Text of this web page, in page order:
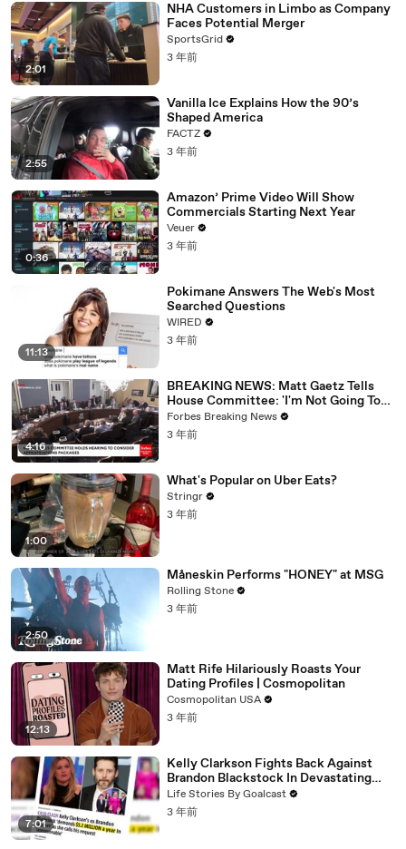
2:01
NHA Customers in Limbo as Company
Faces Potential Merger
SportsGrid
3 年前
2:55
Vanilla Ice Explains How the 90’s
Shaped America
FACTZ
3 年前
0:36
Amazon’ Prime Video Will Show
Commercials Starting Next Year
Veuer
3 年前
11:13
Pokimane Answers The Web's Most
Searched Questions
WIRED
3 年前
4:16
BREAKING NEWS: Matt Gaetz Tells
House Committee: 'I'm Not Going To
Vote For A Continuing Resolution'
Forbes Breaking News
3 年前
1:00
What's Popular on Uber Eats?
Stringr
3 年前
2:50
Måneskin Performs "HONEY" at MSG
Rolling Stone
3 年前
12:13
Matt Rife Hilariously Roasts Your
Dating Profiles | Cosmopolitan
Cosmopolitan USA
3 年前
7:01
Kelly Clarkson Fights Back Against
Brandon Blackstock In Devastating
Divorce Battle
Life Stories By Goalcast
3 年前